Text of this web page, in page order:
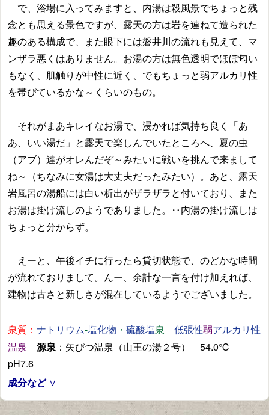
で、浴場に入ってみますと、内湯は殺風景でちょっと残
念とも思える景色ですが、露天の方は岩を連ねて造られた
趣のある構成で、また眼下には磐井川の流れも見えて、マ
ンザラ悪くはありません。お湯の方は無色透明でほぼ匂い
もなく、肌触りが中性に近く、でもちょっと弱アルカリ性
を帯びているかな～くらいのもの。
それがまあキレイなお湯で、浸かれば気持ち良く「あ
あ、いい湯だ」と露天で楽しんでいたところへ、夏の虫
（アブ）達がオレんだぞ～みたいに戦いを挑んで来まして
ね～（ちなみに女湯は大丈夫だったみたい）。あと、露天
岩風呂の湯船には白い析出がザラザラと付いており、また
お湯は掛け流しのようでありました。‥内湯の掛け流しは
ちょっと分からず。
えーと、午後イチに行ったら貸切状態で、のどかな時間
が流れておりまして。んー、余計な一言を付け加えれば、
建物は古さと新しさが混在しているようでございました。
泉質： ナトリウム-塩化物 ・ 硫酸塩泉 低張性弱アルカリ性
温泉 源泉 ：矢びつ温泉（山王の湯２号） 54.0℃
pH7.6
成分など